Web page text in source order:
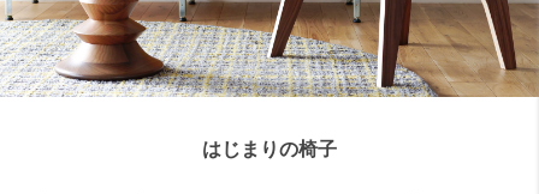
はじまりの椅子